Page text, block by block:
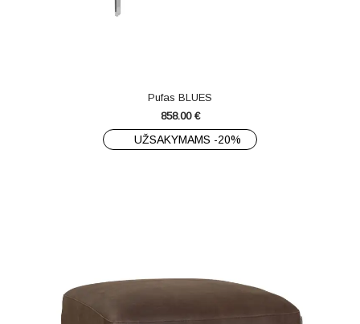
Pufas BLUES
858.00 €
UŽSAKYMAMS -20%